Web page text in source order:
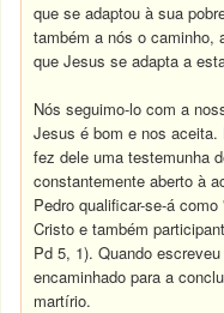
que se adaptou à sua
também a nós o caminho,
que Jesus se adapta a
Nós seguimo-lo com a
Jesus é bom e nos
fez dele uma testemunha
constantemente aberto à
Pedro qualificar-se-á
Cristo e também
Pd 5, 1). Quando
encaminhado para a
martírio.